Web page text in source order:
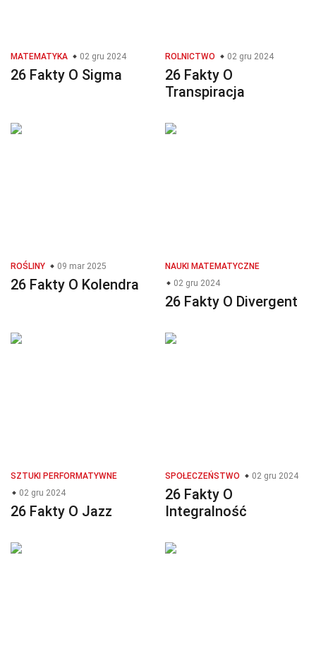
MATEMATYKA 02 gru 2024
26 Fakty O Sigma
ROLNICTWO 02 gru 2024
26 Fakty O
Transpiracja
ROŚLINY 09 mar 2025
26 Fakty O Kolendra
NAUKI MATEMATYCZNE
02 gru 2024
26 Fakty O Divergent
SZTUKI PERFORMATYWNE
02 gru 2024
26 Fakty O Jazz
SPOŁECZEŃSTWO 02 gru 2024
26 Fakty O
Integralność